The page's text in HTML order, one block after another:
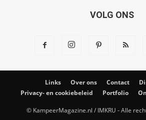
VOLG ONS
Links Over ons Contact
Privacy- en cookiebeleid
Portfolio
© KampeerMagazine.nl / IMKRU - Alle